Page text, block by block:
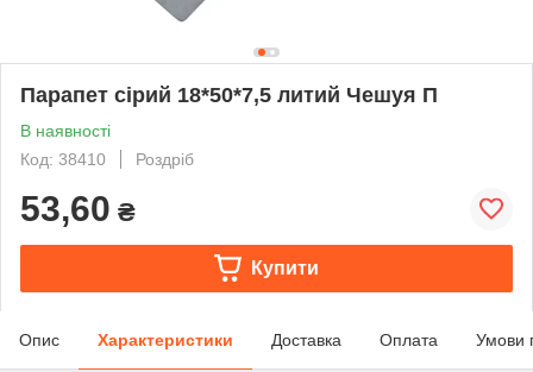
Парапет сірий 18*50*7,5 литий Чешуя П
В наявності
Код: 38410
Роздріб
53,60 ₴
Купити
Опис Характеристики Доставка Оплата Умови